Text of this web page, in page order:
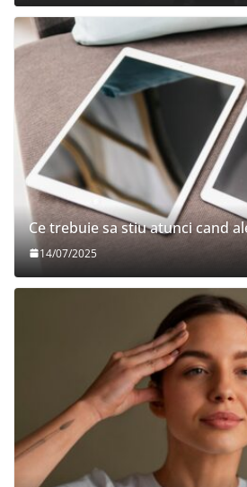
Ce trebuie sa stiu atunci cand
14/07/2025